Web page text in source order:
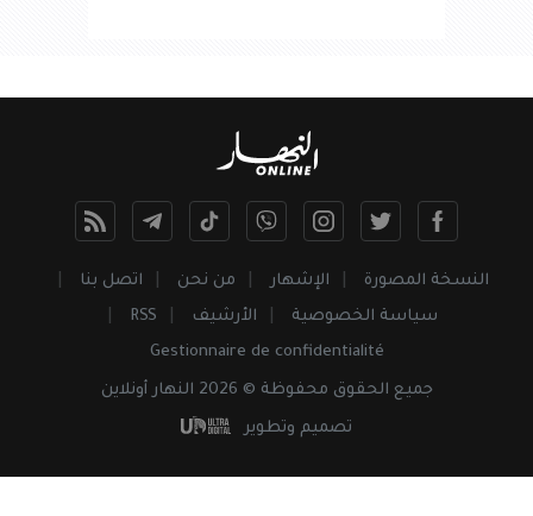
النسخة المصورة الإشهار من نحن
اتصل بنا
سياسة الخصوصية
الأرشيف
RSS
Gestionnaire de confidentialité
جميع الحقوق محفوظة © 2026 النهار أونلاين
تصميم وتطوير